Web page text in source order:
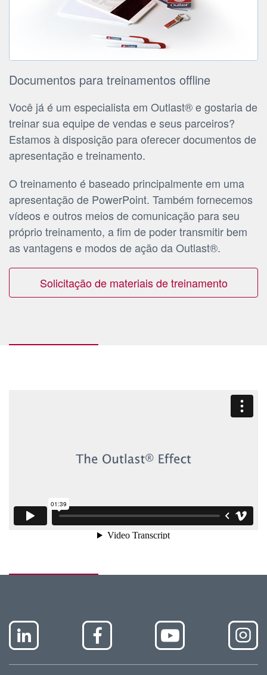
Documentos para treinamentos offline
Você já é um especialista em Outlast® e gostaria de
treinar sua equipe de vendas e seus parceiros?
Estamos à disposição para oferecer documentos de
apresentação e treinamento.
O treinamento é baseado principalmente em uma
apresentação de PowerPoint. Também fornecemos
vídeos e outros meios de comunicação para seu
próprio treinamento, a fim de poder transmitir bem
as vantagens e modos de ação da Outlast®.
Solicitação de materiais de treinamento